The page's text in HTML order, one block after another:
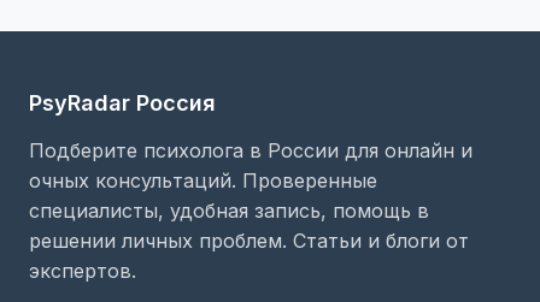
PsyRadar Россия
Подберите психолога в России для онлайн и
очных консультаций. Проверенные
специалисты, удобная запись, помощь в
решении личных проблем. Статьи и блоги от
экспертов.